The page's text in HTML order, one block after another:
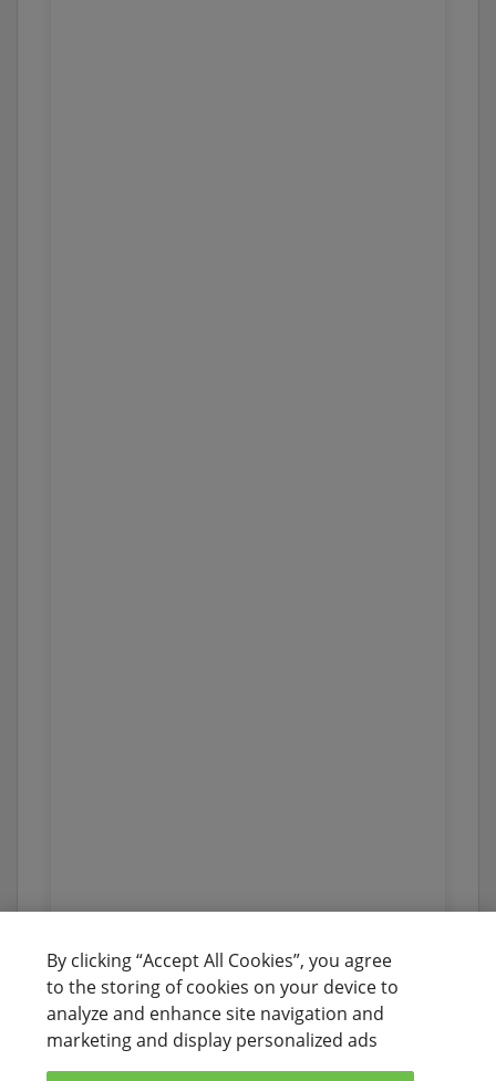
By clicking “Accept All Cookies”, you agree
to the storing of cookies on your device to
analyze and enhance site navigation and
marketing and display personalized ads